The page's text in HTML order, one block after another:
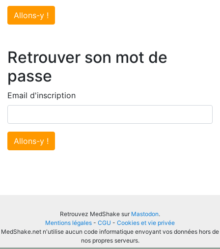
Allons-y !
Retrouver son mot de
passe
Email d'inscription
Allons-y !
Retrouvez MedShake sur Mastodon.
Mentions légales - CGU - Cookies et vie privée
MedShake.net n'utilise aucun code informatique envoyant vos données hors de
nos propres serveurs.